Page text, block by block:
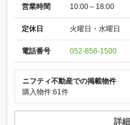
営業時間 10:00～18:00
定休日 火曜日・水曜日
電話番号 052-856-1500
ニフティ不動産での掲載物件
購入物件:61件
詳